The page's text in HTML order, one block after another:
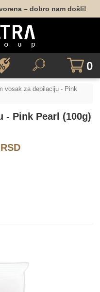
– dobro nam došli!
0
vosak za depilaciju - Pink
- Pink Pearl (100g)